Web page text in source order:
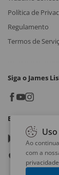
Política de
Regulamento
Termos de
Siga o James
Baixe o App
Google play
App store
Ao
com a
privacidade